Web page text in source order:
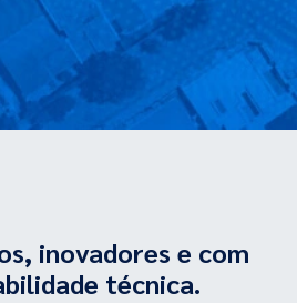
inovadores e com
técnica.